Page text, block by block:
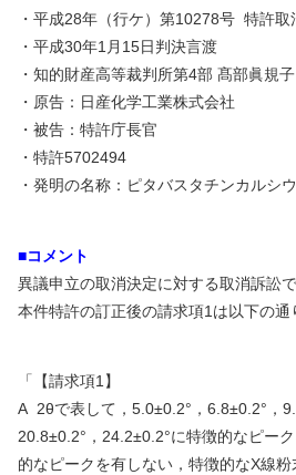
・平成28年（行ケ）第10278号 特許取
・平成30年1月 15日判決言渡
・知的財産高等裁判所第4部 髙部眞規
・原告：日産化学工業株式会社
・被告：特許庁長官
・特許5702494
・発明の名称：ピタバスタチンカルシ
■コメント
異議申立の取消決定に対する取消訴訟で
本件特許の訂正後の請求項1 は以下の通
「【請求項1 】
A 2θで表して， 5.0±0.2°， 6.8±0.2°，
20.8±0.2°， 24.2±0.2°に特徴的なピーク
的なピークを有しない，特徴的なX線粉